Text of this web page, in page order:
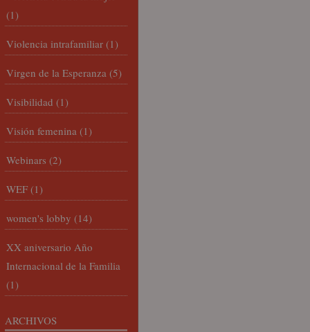
(1)
Violencia intrafamiliar (1)
Virgen de la Esperanza (5)
Visibilidad (1)
Visión femenina (1)
Webinars (2)
WEF (1)
women's lobby (14)
XX aniversario Año
Internacional de la Familia
(1)
ARCHIVOS